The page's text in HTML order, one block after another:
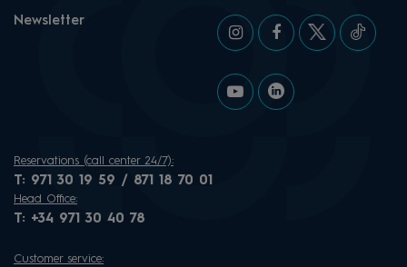
Newsletter
Reservations (call center 24/7):
T: 971 30 19 59 / 871 18 70 01
Head Office:
T: +34 971 30 40 78
Customer service: